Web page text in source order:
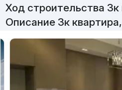
Ход строительства 3к
Описание 3к